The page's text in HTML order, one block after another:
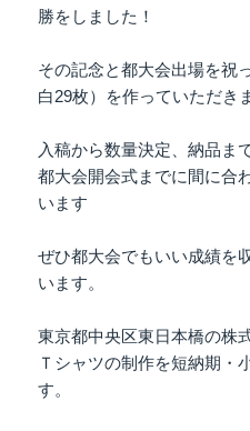
勝をしました！
その記念と都大会出場を祝
白29枚）を作っていただき
入稿から数量決定、納品ま
都大会開会式までに間に合
います
ぜひ都大会でもいい成績を
います。
東京都中央区東日本橋の株
Ｔシャツの制作を短納期・
す。